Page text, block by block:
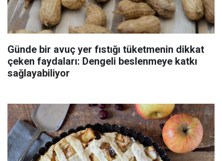
Günde bir avuç yer fıstığı tüketmenin dikkat
çeken faydaları: Dengeli beslenmeye katkı
sağlayabiliyor